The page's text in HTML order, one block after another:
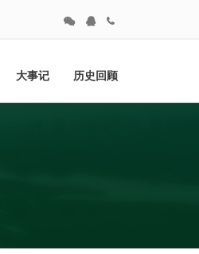
大事记 历史回顾